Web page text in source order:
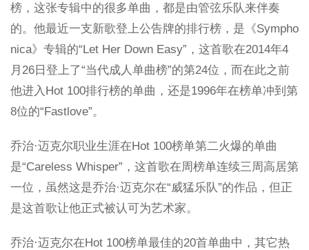
榜，这张专辑中的很多单曲，都是由管弦乐队来伴奏
的。他最近一支新歌登上公告牌的排行榜，是《Sympho
nica》专辑的“Let Her Down Easy”，这首歌在2014年4
月26日登上了“当代成人单曲榜”的第24位，而在此之前
他进入Hot 100排行榜的单曲，还是1996年在榜单冲到第
8位的“Fastlove”。
乔治·迈克尔职业生涯在Hot 100榜单第二火爆的单曲
是“Careless Whisper”，这首歌在周榜单连续三周高居第
一位，虽然这是乔治·迈克尔在“威猛乐队”的作品，但正
是这首歌让他正式被认可为艺术家。
乔治·迈克尔在Hot 100榜单最佳的20首单曲中，其它热